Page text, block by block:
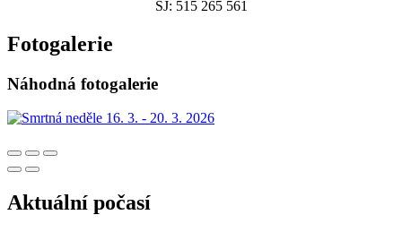
ŠJ: 515 265 561
Fotogalerie
Náhodná fotogalerie
Aktuální počasí